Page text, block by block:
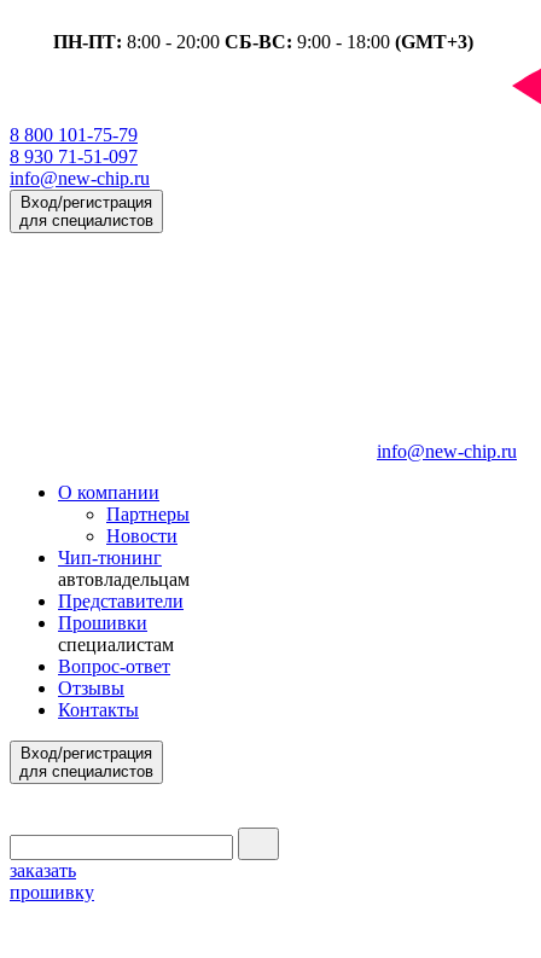
ПН-ПТ: 8:00 - 20:00 СБ-ВС: 9:00 - 18:00 (GMT+3)
8 800 101-75-79
8 930 71-51-097
info@new-chip.ru
Вход/регистрация
для специалистов
info@new-chip.ru
О компании
Партнеры
Новости
Чип-тюнинг
автовладельцам
Представители
Прошивки
специалистам
Вопрос-ответ
Отзывы
Контакты
Вход/регистрация
для специалистов
заказать
прошивку